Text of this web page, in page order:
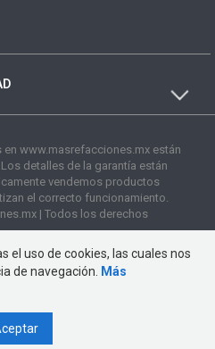
www.masrefacciones.mx están
detalles de la garantía están
vendemos productos
el correcto funcionamiento.
| Todos los derechos
el uso de cookies, las cuales nos
de navegación.
Más